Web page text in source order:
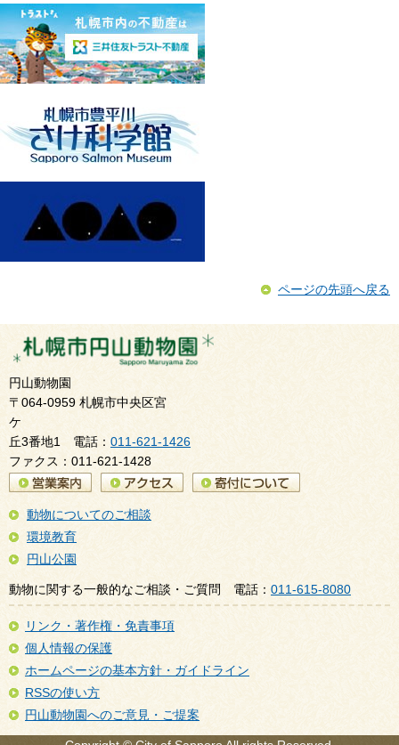
ページの先頭へ戻る
円山動物園
〒064-0959 札幌市中央区宮
ケ
丘3番地1 電話： 011-621-1426
ファクス：011-621-1428
動物についてのご相談
環境教育
円山公園
動物に関する一般的なご相談・ご質問 電話： 011-615-8080
リンク・著作権・免責事項
個人情報の保護
ホームページの基本方針・ガイドライン
RSSの使い方
円山動物園へのご意見・ご提案